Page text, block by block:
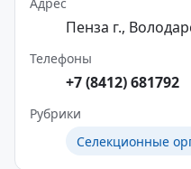
Пенза г.,
Телефоны
+7 (8412) 681792
Рубрики
Селекционные